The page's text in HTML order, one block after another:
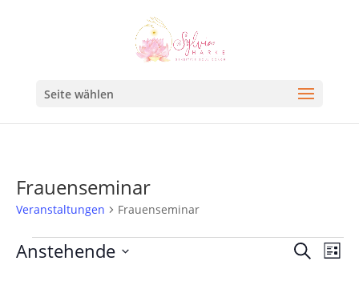
Seite wählen
Frauenseminar
Veranstaltungen Frauenseminar
SucheListe
Anstehende